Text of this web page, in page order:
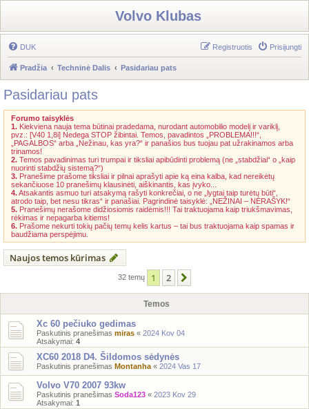
Volvo Klubas
DUK Prisijungti
Registruotis
Pradžia Techninė Dalis Pasidariau pats
Pasidariau pats
Forumo taisyklės
1. Kiekviena nauja tema būtinai pradedama, nurodant automobilio modelį ir variklį,
pvz.: [V40 1,8i] Nedega STOP žibintai. Temos, pavadintos „PROBLEMA!!!“,
„PAGALBOS“ arba „Nežinau, kas yra?“ ir panašios bus tuojau pat užrakinamos arba
trinamos!
2. Temos pavadinimas turi trumpai ir tiksliai apibūdinti problemą (ne „stabdžiai“ o „kaip
nuorinti stabdžių sistemą?“)
3. Pranešime prašome tiksliai ir pilnai aprašyti apie ką eina kalba, kad nereikėtų
sekančiuose 10 pranešimų klausinėti, aiškinantis, kas įvyko...
4.Atsakantis asmuo turi atsakymą rašyti konkrečiai, o ne „lygtai taip turėtų būti“,
atrodo taip, bet nesu tikras“ ir panašiai. Pagrindinė taisyklė: „NEŽINAI – NERAŠYK!“
5. Pranešimų nerašome didžiosiomis raidėmis!!! Tai traktuojama kaip triukšmavimas,
rėkimas ir nepagarba kitiems!
6. Prašome nekurti tokių pačių temų kelis kartus – tai bus traktuojama kaip spamas ir
baudžiama perspėjimu.
Naujos temos kūrimas
32 temų 1 2
Temos
Xc 60 pečiuko gedimas
Paskutinis pranešimas miras « 2024 Kov 04
Atsakymai: 4
XC60 2018 D4. Šildomos sėdynės
Paskutinis pranešimas Montanha « 2024 Vas 17
Volvo V70 2007 93kw
Paskutinis pranešimas Soda123 « 2023 Kov 29
Atsakymai: 1